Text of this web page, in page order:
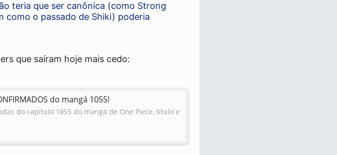
teria que ser canônica (como Strong
como o passado de Shiki) poderia
que saíram hoje mais cedo:
do mangá 1055!
do capítulo 1055 do mangá de One Piece, título e